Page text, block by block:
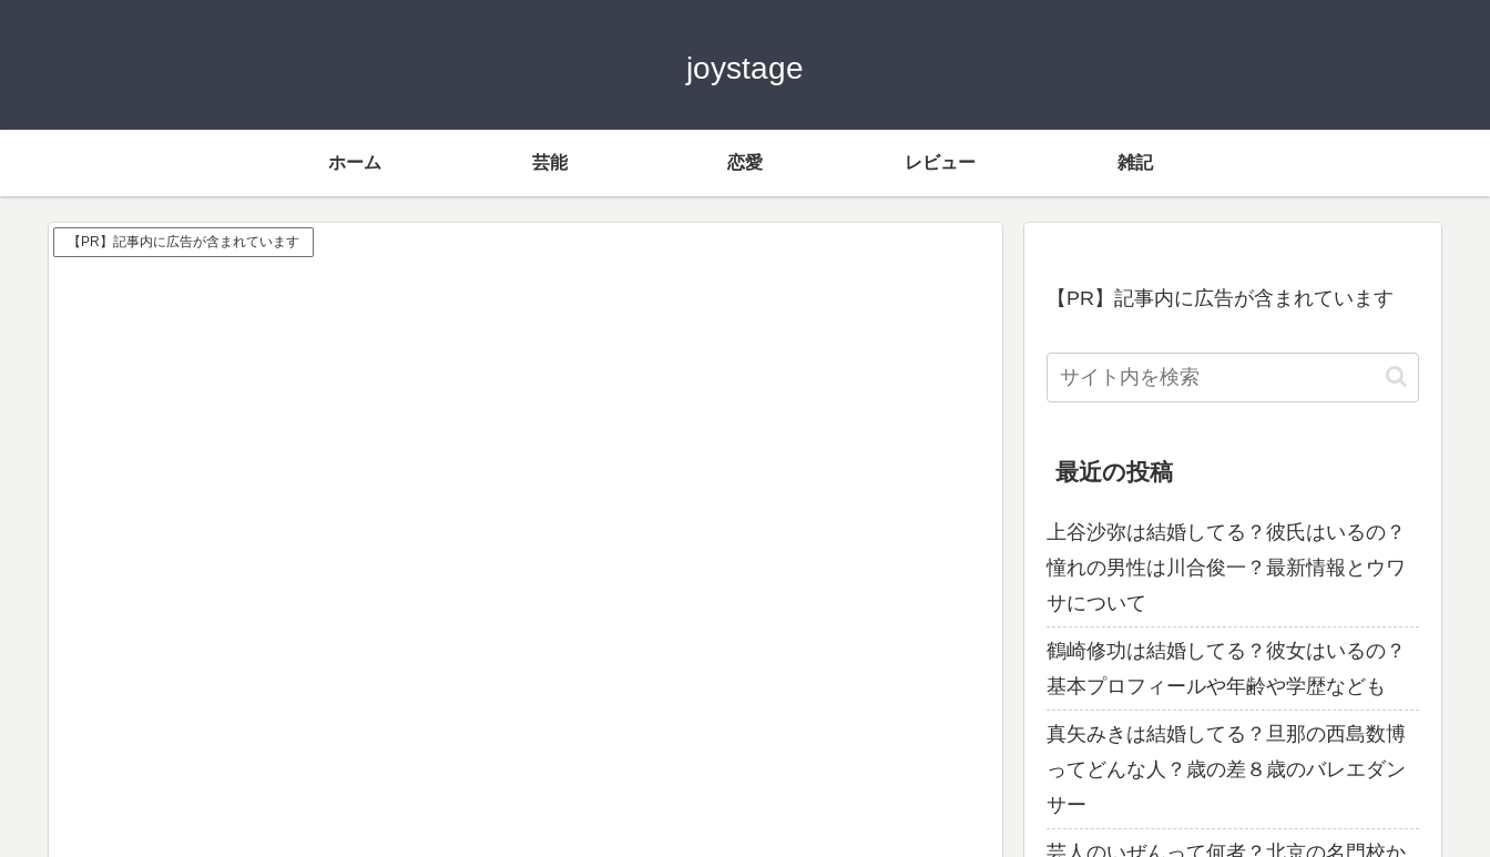
joystage
ホーム 芸能 恋愛 レビュー 雑記
【PR】記事内に広告が含まれています
【PR】記事内に広告が含まれています
最近の投稿
上谷沙弥は結婚してる？彼氏はいるの？
憧れの男性は川合俊一？最新情報とウワ
サについて
鶴崎修功は結婚してる？彼女はいるの？
基本プロフィールや年齢や学歴なども
真矢みきは結婚してる？旦那の西島数博
ってどんな人？歳の差８歳のバレエダン
サー
芸人のいぜんって何者？北京の名門校か